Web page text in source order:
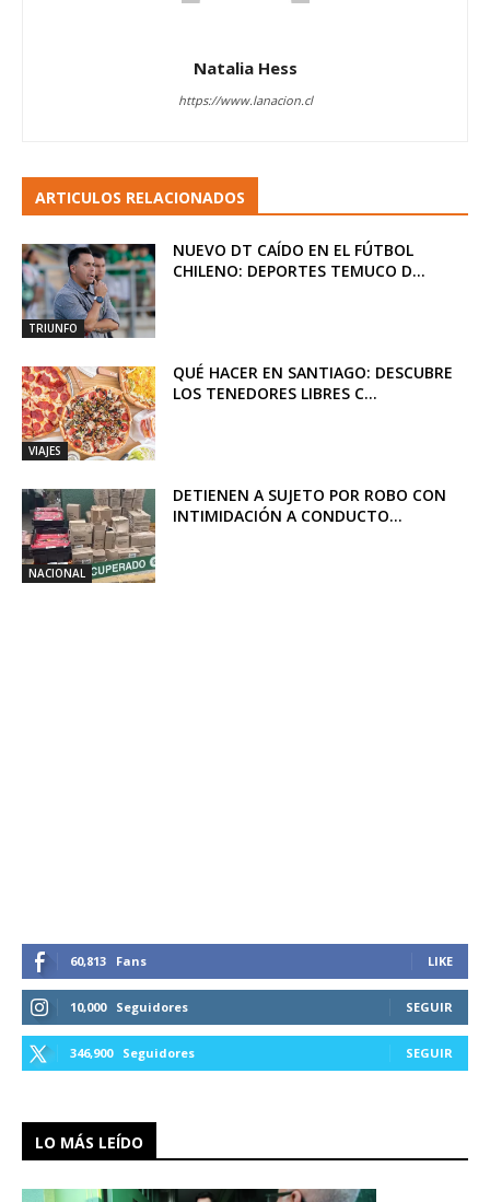
Natalia Hess
https://www.lanacion.cl
ARTICULOS RELACIONADOS
TRIUNFO
NUEVO DT CAÍDO EN EL FÚTBOL
CHILENO: DEPORTES TEMUCO D...
VIAJES
QUÉ HACER EN SANTIAGO: DESCUBRE
LOS TENEDORES LIBRES C...
NACIONAL
DETIENEN A SUJETO POR ROBO CON
INTIMIDACIÓN A CONDUCTO...
60,813 Fans LIKE
10,000 Seguidores SEGUIR
346,900 Seguidores SEGUIR
LO MÁS LEÍDO